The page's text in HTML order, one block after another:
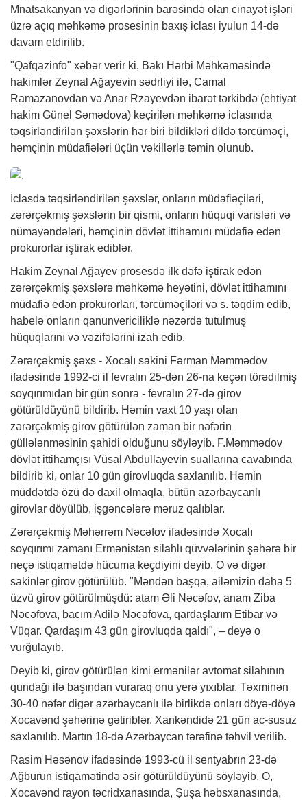
Mnatsakanyan və digərlərinin barəsində olan cinayət işləri
üzrə açıq məhkəmə prosesinin baxış iclası iyulun 14-də
davam etdirilib.
"Qafqazinfo" xəbər verir ki, Bakı Hərbi Məhkəməsində
hakimlər Zeynal Ağayevin sədrliyi ilə, Camal
Ramazanovdan və Anar Rzayevdən ibarət tərkibdə (ehtiyat
hakim Günel Səmədova) keçirilən məhkəmə iclasında
təqsirləndirilən şəxslərin hər biri bildikləri dildə tərcüməçi,
həmçinin müdafiələri üçün vəkillərlə təmin olunub.
İclasda təqsirləndirilən şəxslər, onların müdafiəçiləri,
zərərçəkmiş şəxslərin bir qismi, onların hüquqi varisləri və
nümayəndələri, həmçinin dövlət ittihamını müdafiə edən
prokurorlar iştirak ediblər.
Hakim Zeynal Ağayev prosesdə ilk dəfə iştirak edən
zərərçəkmiş şəxslərə məhkəmə heyətini, dövlət ittihamını
müdafiə edən prokurorları, tərcüməçiləri və s. təqdim edib,
habelə onların qanunvericiliklə nəzərdə tutulmuş
hüquqlarını və vəzifələrini izah edib.
Zərərçəkmiş şəxs - Xocalı sakini Fərman Məmmədov
ifadəsində 1992-ci il fevralın 25-dən 26-na keçən törədilmiş
soyqırımıdan bir gün sonra - fevralın 27-də girov
götürüldüyünü bildirib. Həmin vaxt 10 yaşı olan
zərərçəkmiş girov götürülən zaman bir nəfərin
güllələnməsinin şahidi olduğunu söyləyib. F.Məmmədov
dövlət ittihamçısı Vüsal Abdullayevin suallarına cavabında
bildirib ki, onlar 10 gün girovluqda saxlanılıb. Həmin
müddətdə özü də daxil olmaqla, bütün azərbaycanlı
girovlar döyülüb, işgəncələrə məruz qalıblar.
Zərərçəkmiş Məhərrəm Nəcəfov ifadəsində Xocalı
soyqırımı zamanı Ermənistan silahlı qüvvələrinin şəhərə bir
neçə istiqamətdə hücuma keçdiyini deyib. O və digər
sakinlər girov götürülüb. "Məndən başqa, ailəmizin daha 5
üzvü girov götürülmüşdü: atam Əli Nəcəfov, anam Ziba
Nəcəfova, bacım Adilə Nəcəfova, qardaşlarım Etibar və
Vüqar. Qardaşım 43 gün girovluqda qaldı", – deyə o
vurğulayıb.
Deyib ki, girov götürülən kimi ermənilər avtomat silahının
qundağı ilə başından vuraraq onu yerə yıxıblar. Təxminən
30-40 nəfər digər azərbaycanlı ilə birlikdə onları döyə-döyə
Xocavənd şəhərinə gətiriblər. Xankəndidə 21 gün ac-susuz
saxlanılıb. Martın 18-də Azərbaycan tərəfinə təhvil verilib.
Rasim Həsənov ifadəsində 1993-cü il sentyabrın 23-də
Ağburun istiqamətində əsir götürüldüyünü söyləyib. O,
Xocavənd rayon təcridxanasında, Şuşa həbsxanasında,